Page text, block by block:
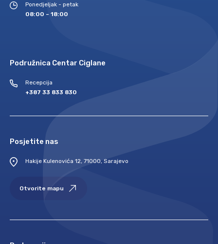
Ponedjeljak - petak
08:00 – 18:00
Podružnica Centar Ciglane
Recepcija
+387 33 833 830
Posjetite nas
Hakije Kulenovića 12, 71000, Sarajevo
Otvorite mapu